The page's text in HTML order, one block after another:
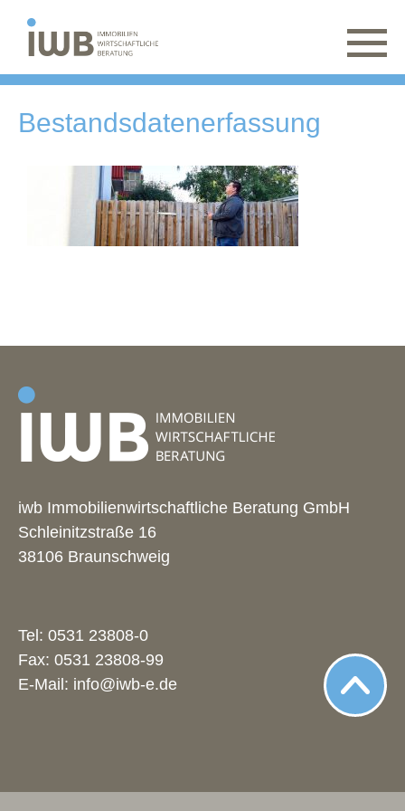
Bestandsdatenerfassung
iwb Immobilienwirtschaftliche Beratung GmbH
Schleinitzstraße 16
38106 Braunschweig
Tel: 0531 23808-0
Fax: 0531 23808-99
E-Mail: info@iwb-e.de